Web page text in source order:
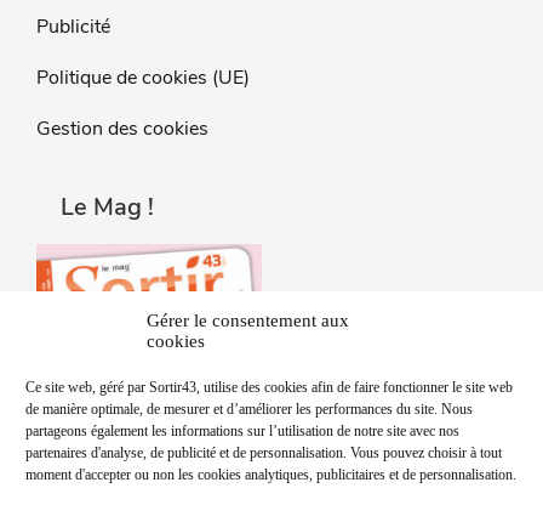
Gérer le consentement aux
cookies
Ce site web, géré par Sortir43, utilise des cookies afin de faire fonctionner le site web
de manière optimale, de mesurer et d’améliorer les performances du site. Nous
partageons également les informations sur l’utilisation de notre site avec nos
partenaires d'analyse, de publicité et de personnalisation. Vous pouvez choisir à tout
moment d'accepter ou non les cookies analytiques, publicitaires et de personnalisation.
Publicité
Politique de cookies (UE)
Gestion des cookies
Le Mag !